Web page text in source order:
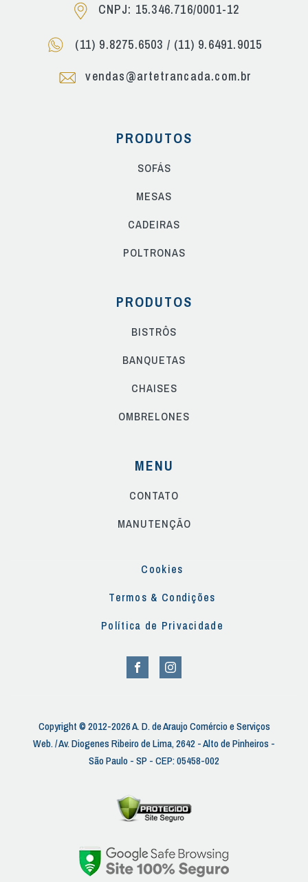
CNPJ: 15.346.716/0001-12
(11) 9.8275.6503 / (11) 9.6491.9015
vendas@artetrancada.com.br
PRODUTOS
SOFÁS
MESAS
CADEIRAS
POLTRONAS
PRODUTOS
BISTRÔS
BANQUETAS
CHAISES
OMBRELONES
MENU
CONTATO
MANUTENÇÃO
Cookies
Termos & Condições
Política de Privacidade
Copyright © 2012-2026 A. D. de Araujo Comércio e Serviços
Web. / Av. Diogenes Ribeiro de Lima, 2642 - Alto de Pinheiros -
São Paulo - SP - CEP: 05458-002